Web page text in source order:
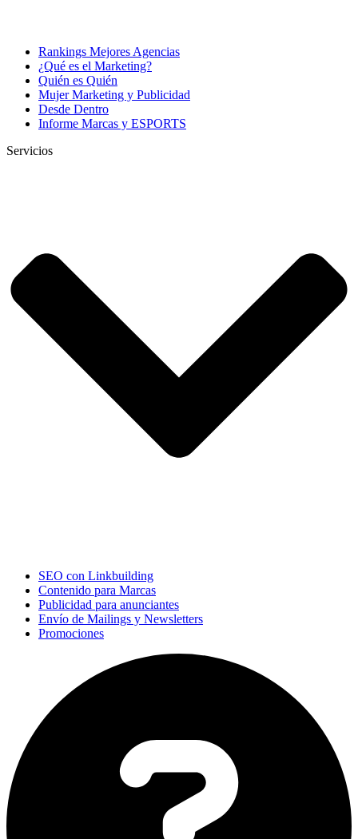
Rankings Mejores Agencias
¿Qué es el Marketing?
Quién es Quién
Mujer Marketing y Publicidad
Desde Dentro
Informe Marcas y ESPORTS
Servicios
SEO con Linkbuilding
Contenido para Marcas
Publicidad para anunciantes
Envío de Mailings y Newsletters
Promociones